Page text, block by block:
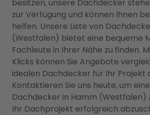
besitzen, unsere Dachdecker
zur Verfügung und können Ihnen
helfen. Unsere Liste von
(Westfalen) bietet eine bequeme
Fachleute in Ihrer Nähe zu finden.
Klicks können Sie Angebote
idealen Dachdecker für Ihr Projekt
Kontaktieren Sie uns heute, um
Dachdecker in Hamm (Westfalen)
Ihr Dachprojekt erfolgreich